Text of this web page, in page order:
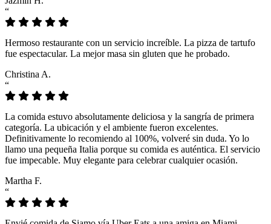
“
Hermoso restaurante con un servicio increíble. La pizza de tartufo
fue espectacular. La mejor masa sin gluten que he probado.
Christina A.
“
La comida estuvo absolutamente deliciosa y la sangría de primera
categoría. La ubicación y el ambiente fueron excelentes.
Definitivamente lo recomiendo al 100%, volveré sin duda. Yo lo
llamo una pequeña Italia porque su comida es auténtica. El servicio
fue impecable. Muy elegante para celebrar cualquier ocasión.
Martha F.
“